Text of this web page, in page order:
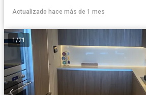
Actualizado hace más de 1 mes
1/21